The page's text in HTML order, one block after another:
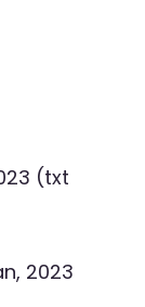
(txt
2023